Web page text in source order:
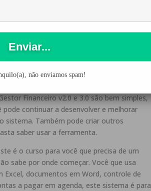
de forma
criar sistemas, basicamente sem digitar
Financeiro v2.0 e 3.0 são bem simples,
pode continuar a desenvolver e melhorar
sistema. Também pode criar outros
saber usar a ferramenta.
é o curso para você que precisa de um
sabe por onde começar. Você que usa
Excel, documentos em Word, controle de
a pagar em agenda, este sistema é para
não enviamos spam!